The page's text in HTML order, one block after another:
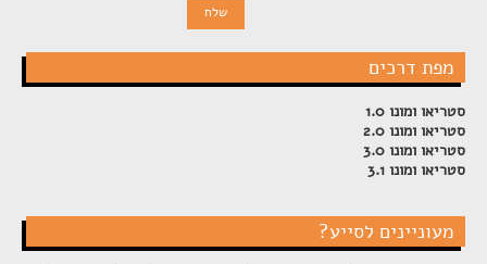
מפת דרכים
סטריאו ומונו 1.0
סטריאו ומונו 2.0
סטריאו ומונו 3.0
סטריאו ומונו 3.1
מעוניינים לסייע?